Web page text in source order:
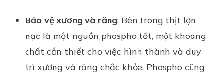
Bảo vệ xương và răng: Bên trong thịt lợn
nạc là một nguồn phospho tốt, một khoáng
chất cần thiết cho việc hình thành và duy
trì xương và răng chắc khỏe. Phospho cũng